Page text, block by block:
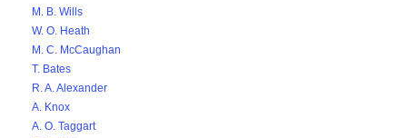
M. B. Wills
W. O. Heath
M. C. McCaughan
T. Bates
R. A. Alexander
A. Knox
A. O. Taggart